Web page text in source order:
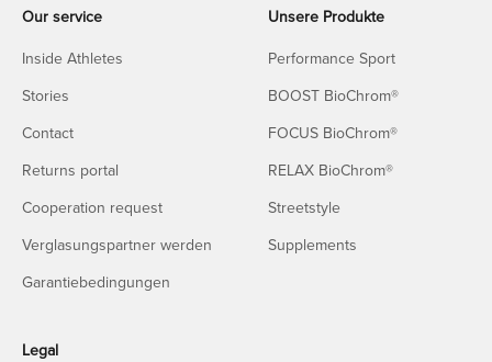
Our service
Inside Athletes
Stories
Contact
Returns portal
Cooperation request
Verglasungspartner werden
Garantiebedingungen
Unsere Produkte
Performance Sport
BOOST BioChrom®
FOCUS BioChrom®
RELAX BioChrom®
Streetstyle
Supplements
Legal